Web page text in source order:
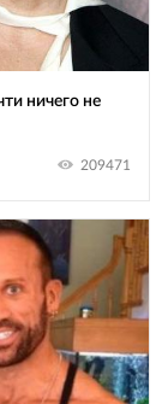
ничего не
209471